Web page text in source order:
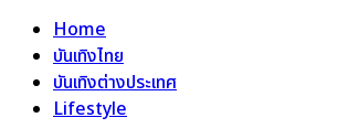
Home
บันเทิงไทย
บันเทิงต่างประเทศ
Lifestyle